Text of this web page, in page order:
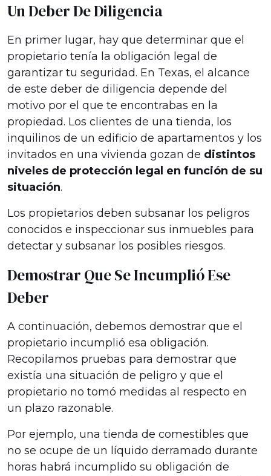
Un Deber De Diligencia
En primer lugar, hay que determinar que el
propietario tenía la obligación legal de
garantizar tu seguridad. En Texas, el alcance
de este deber de diligencia depende del
motivo por el que te encontrabas en la
propiedad. Los clientes de una tienda, los
inquilinos de un edificio de apartamentos y los
invitados en una vivienda gozan de distintos
niveles de protección legal en función de su
situación.
Los propietarios deben subsanar los peligros
conocidos e inspeccionar sus inmuebles para
detectar y subsanar los posibles riesgos.
Demostrar Que Se Incumplió Ese
Deber
A continuación, debemos demostrar que el
propietario incumplió esa obligación.
Recopilamos pruebas para demostrar que
existía una situación de peligro y que el
propietario no tomó medidas al respecto en
un plazo razonable.
Por ejemplo, una tienda de comestibles que
no se ocupe de un líquido derramado durante
horas habrá incumplido su obligación de